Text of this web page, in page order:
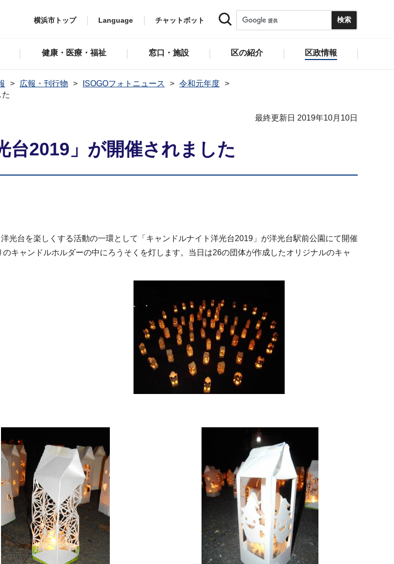
横浜市トップ Language チャットボット
健康・医療・福祉 窓口・施設 区の紹介 区政情報
広報・刊行物 ISOGOフォトニュース
令和元年度
最終更新日 2019年10月10日
台2019」が開催されました
光台を楽しくする活動の一環として「キャンドルナイト洋光台2019」が洋光台駅前公園にて開催
キャンドルホルダーの中にろうそくを灯します。当日は26の団体が作成したオリジナルのキャ